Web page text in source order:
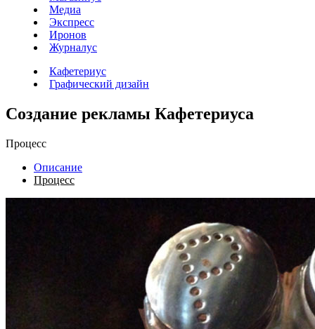
Медиа
Экспресс
Иронов
Журналус
Кафетериус
Графический дизайн
Создание рекламы Кафетериуса
Процесс
Описание
Процесс